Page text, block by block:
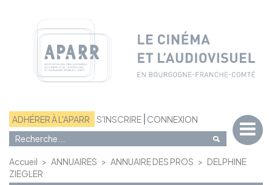
ADHÉRER À L'APARR S'INSCRIRE CONNEXION
Accueil > ANNUAIRES > ANNUAIRE DES PROS > DELPHINE
ZIEGLER